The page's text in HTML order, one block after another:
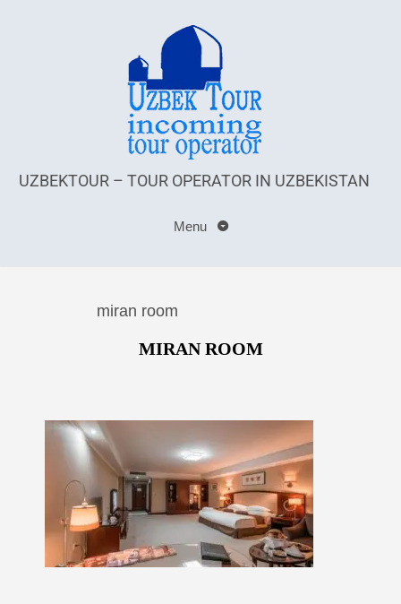
UZBEKTOUR – TOUR OPERATOR IN UZBEKISTAN
Menu
miran room
MIRAN ROOM